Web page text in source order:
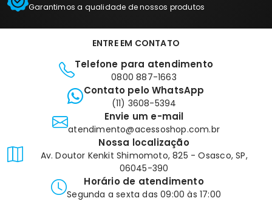
Garantimos a qualidade de nossos produtos
ENTRE EM CONTATO
Telefone para atendimento
0800 887-1663
Contato pelo WhatsApp
(11) 3608-5394
Envie um e-mail
atendimento@acessoshop.com.br
Nossa localização
Av. Doutor Kenkit Shimomoto, 825 - Osasco, SP,
06045-390
Horário de atendimento
Segunda a sexta das 09:00 às 17:00